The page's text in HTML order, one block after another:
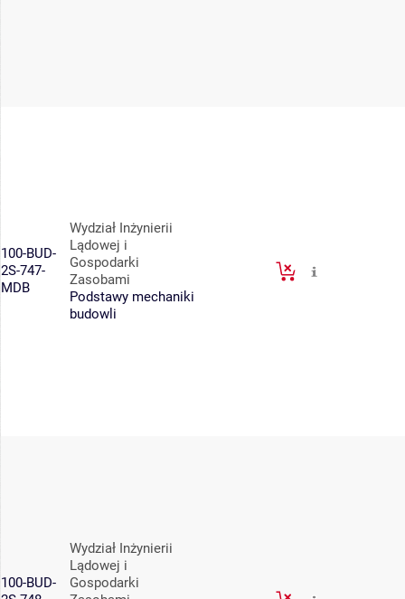
100-BUD-
2S-747-
MDB
Wydział Inżynierii
Lądowej i
Gospodarki
Zasobami
Podstawy mechaniki
budowli
100-BUD-
Wydział Inżynierii
Lądowej i
Gospodarki